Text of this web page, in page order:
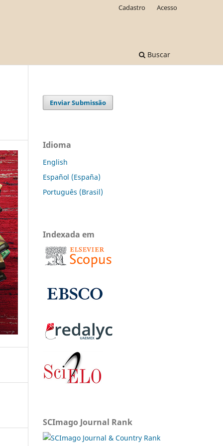
Buscar
Cadastro Acesso
Enviar Submissão
Idioma
English
Español (España)
Português (Brasil)
Indexada em
SCImago Journal Rank